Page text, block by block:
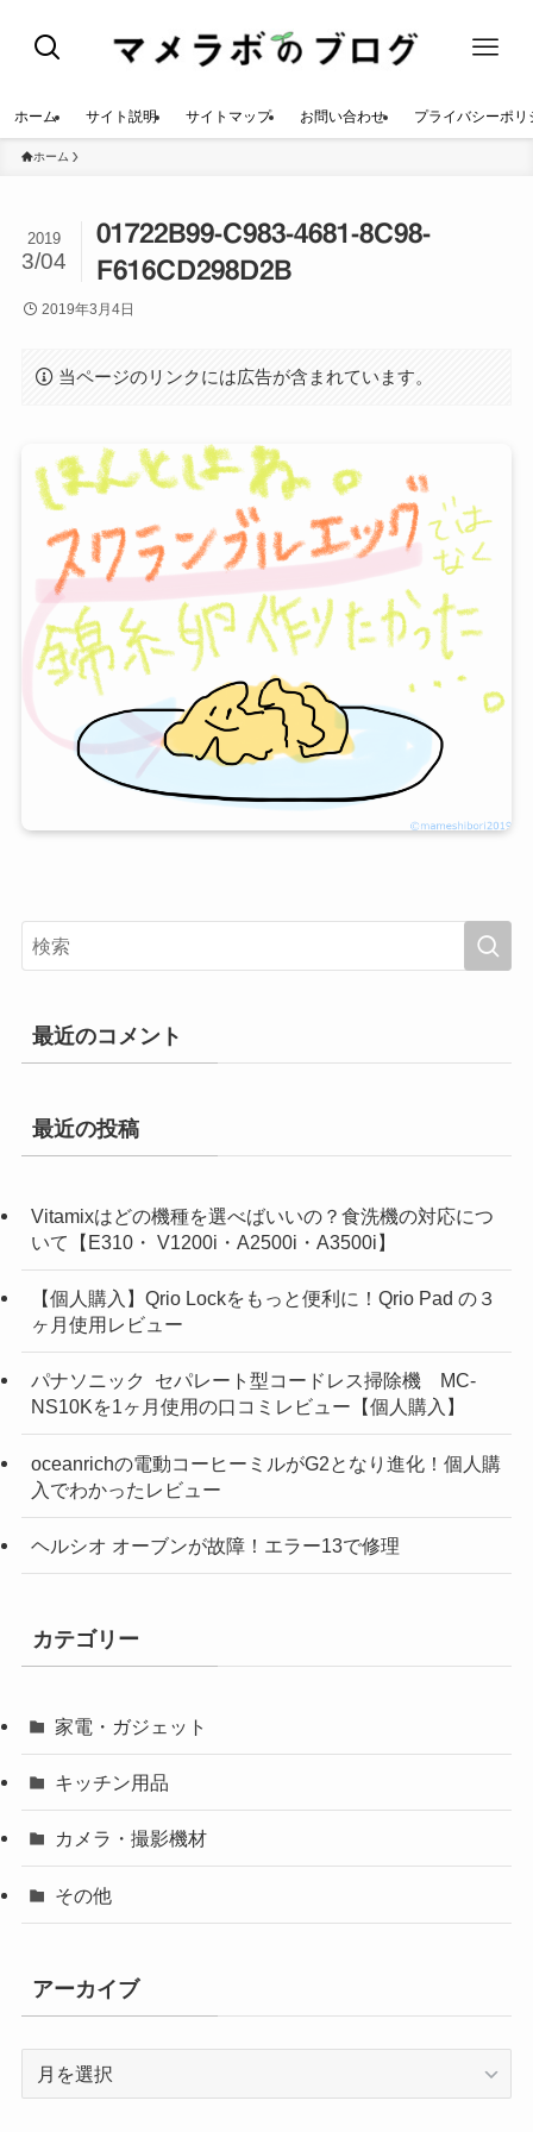
ホーム サイト説明 サイトマップ お問い合わせ プライバシーポリ
ホーム
01722B99-C983-4681-8C98-
F616CD298D2B
2019
3/04
2019年3月4日
当ページのリンクには広告が含まれています。
最近のコメント
最近の投稿
Vitamixはどの機種を選べばいいの？食洗機の対応につ
いて【E310・ V1200i・A2500i・A3500i】
【個人購入】Qrio Lockをもっと便利に！Qrio Pad の３
ヶ月使用レビュー
パナソニック セパレート型コードレス掃除機 MC-
NS10Kを1ヶ月使用の口コミレビュー【個人購入】
oceanrichの電動コーヒーミルがG2となり進化！個人購
入でわかったレビュー
ヘルシオ オーブンが故障！エラー13で修理
カテゴリー
家電・ガジェット
キッチン用品
カメラ・撮影機材
その他
アーカイブ